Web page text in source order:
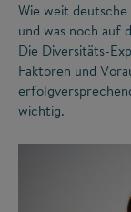
Wie weit
und was noch auf
Die Diversitäts-
Faktoren und
wichtig.